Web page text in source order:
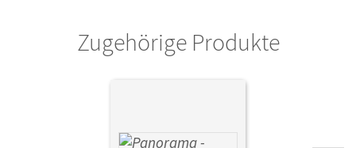
Paar-Grünbichler, Verena
Zugehörige Produkte